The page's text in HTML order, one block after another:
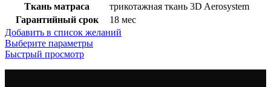
Ткань матраса
трикотажная ткань 3D Aerosystem
Гарантийный срок
18 мес
Добавить в список желаний
Выберите параметрыЭтот
Быстрый просмотр